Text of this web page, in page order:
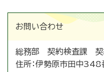
お問い合わせ
総務部 契約検査課 契
住所：伊勢原市田中348